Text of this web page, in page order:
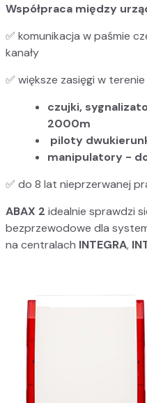
Współpraca między
✅ komunikacja w paśmie
kanały
✅ większe zasięgi w
czujki,
2000m
piloty
manipulatory -
✅ do 8 lat nieprzerwanej
ABAX 2 idealnie sprawdzi
bezprzewodowe dla
na centralach INTEGRA,